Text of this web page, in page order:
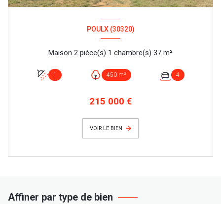
POULX (30320)
Maison 2 pièce(s) 1 chambre(s) 37 m²
1 450 m² 4
215 000 €
VOIR LE BIEN
Affiner par type de bien